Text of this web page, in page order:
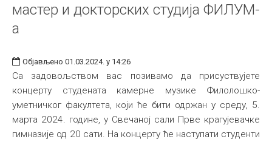
мастер и докторских студија ФИЛУМ-
а
Објављено 01.03.2024. у 14:26
Са задовољством вас позивамо да присуствујете
концерту студената камерне музике Филолошко-
уметничког факултета, који ће бити одржан у среду, 5.
марта 2024. године, у Свечаној сали Прве крагујевачке
гимназије од 20 сати. На концерту ће наступати студенти